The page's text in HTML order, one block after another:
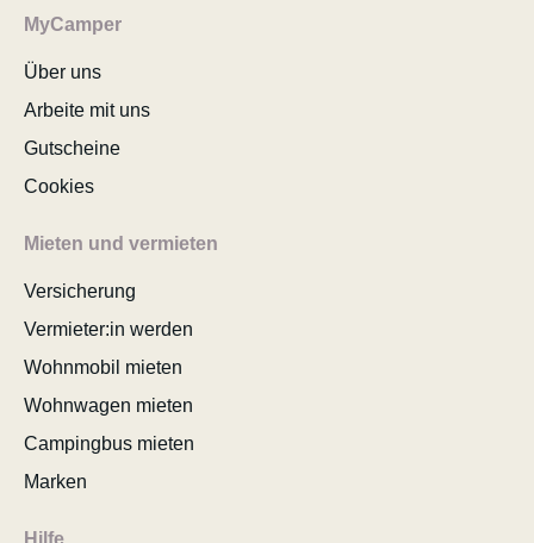
MyCamper
Über uns
Arbeite mit uns
Gutscheine
Cookies
Mieten und vermieten
Versicherung
Vermieter:in werden
Wohnmobil mieten
Wohnwagen mieten
Campingbus mieten
Marken
Hilfe